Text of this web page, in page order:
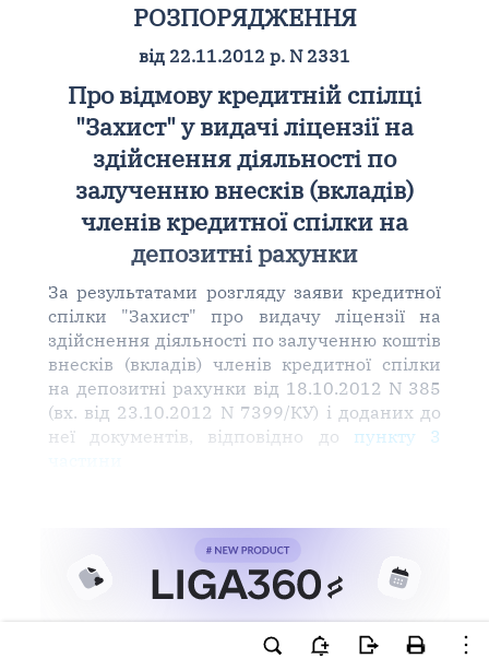
РОЗПОРЯДЖЕННЯ
від 22.11.2012 р. N 2331
Про відмову кредитній спілці
"Захист" у видачі ліцензії на
здійснення діяльності по
залученню внесків (вкладів)
членів кредитної спілки на
депозитні рахунки
За результатами розгляду заяви кредитної
спілки "Захист" про видачу ліцензії на
здійснення діяльності по залученню коштів
внесків (вкладів) членів кредитної спілки
на депозитні рахунки від 18.10.2012 N 385
(вх. від 23.10.2012 N 7399/КУ) і доданих до
неї документів, відповідно до пункту 3